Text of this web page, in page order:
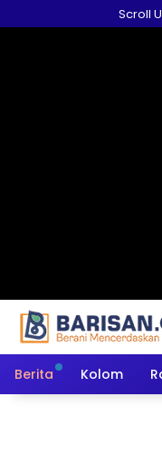
ke
Scroll
Berita Kolom